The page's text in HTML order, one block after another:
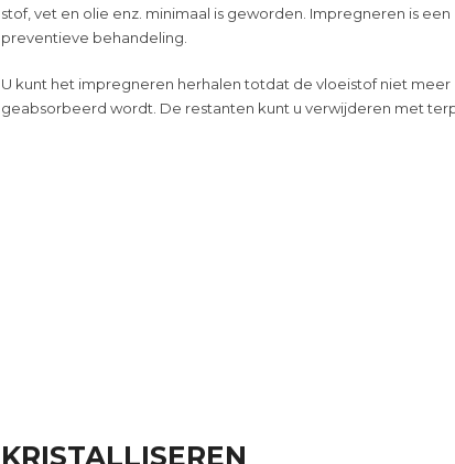
stof, vet en olie enz. minimaal is geworden. Impregneren is een
preventieve behandeling.
U kunt het impregneren herhalen totdat de vloeistof niet meer
geabsorbeerd wordt. De restanten kunt u verwijderen met
KRISTALLISEREN